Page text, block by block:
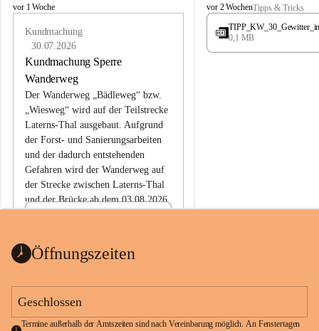
L
vor 1 Woche
Kundmachung
30.07.2026
Kundmachung Sperre
Wanderweg
Der Wanderweg „Bädleweg“ bzw.
„Wiesweg“ wird auf der Teilstrecke
Laterns-Thal ausgebaut. Aufgrund
der Forst- und Sanierungsarbeiten
und der dadurch entstehenden
Gefahren wird der Wanderweg auf
der Strecke zwischen Laterns-Thal
und der Brücke ab dem 03.08.2026
ht
1 Seite•0,1 MB
L
a
e
vor 2 WochenTipps & Tricks
0,1 MB
Öffnungszeiten
Geschlossen
Termine außerhalb der Amtszeiten sind nach Vereinbarung möglich. An Fenstertagen